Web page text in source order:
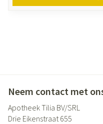
Neem contact met
Apotheek Tilia BV/SRL
Drie Eikenstraat 655